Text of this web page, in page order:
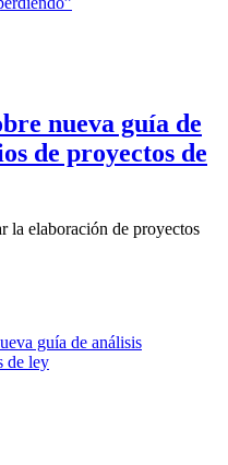
nueva guía de
de proyectos de
la elaboración de proyectos